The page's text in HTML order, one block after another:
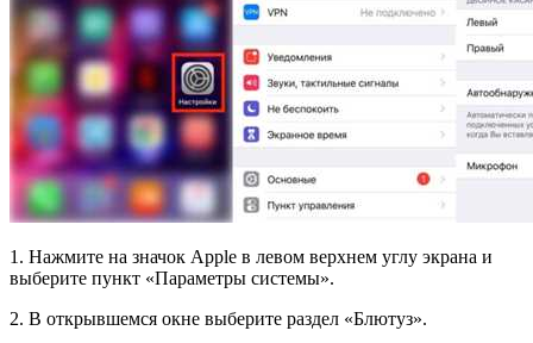
1. Нажмите на значок Apple в левом верхнем углу экрана и
выберите пункт «Параметры системы».
2. В открывшемся окне выберите раздел «Блютуз».